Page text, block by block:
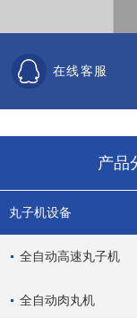
在线客服
产品
丸子机设备
全自动高速丸子机
全自动肉丸机